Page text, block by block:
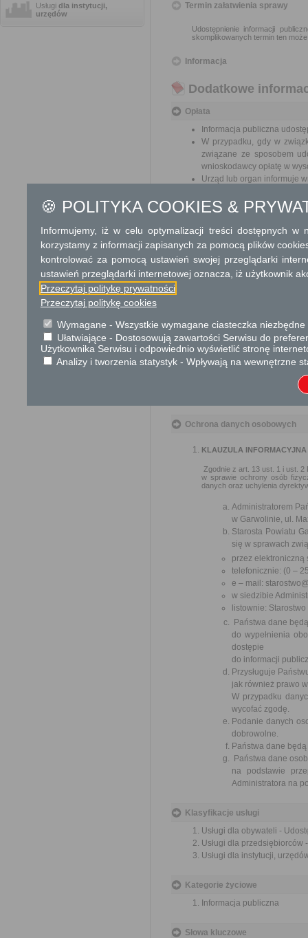
Usługi dla instytucji,
urzędów
Termin załatwienia sprawy
Udostępnienie informacji
skomplikowanych termin ten
Informacja
Dodatkowe
Opłata
Informacja publiczna
W przypadku, gdy w
związane ze sposobem
wnioskodawcy opłatę w
Urząd lub organ informuje
Tryb odwoławczy
W przypadku decyzji o
udostępnienie informacji
terminie 14 dni od dnia
Skargi i wnioski
mogą być między innymi
ochrony własności społecznej,
bez zbędnej zwłoki, nie później
Podstawa prawna
Ustawa z dnia 14
Ustawa z dnia 6
Ochrona danych osobowych
KLAUZULA INFORMACYJNA
Zgodnie z art. 13 ust. 1 i ust.
w sprawie ochrony osób
danych oraz uchylenia
Administratorem
w Garwolinie, ul.
Starosta Powiatu
się w sprawach
przez elektroniczną
telefonicznie: (0 –
e – mail:
w siedzibie
listownie:
Państwa dane
do wypełnienia
dostępie
do informacji
Przysługuje
jak również prawo
W przypadku
wycofać zgodę.
Podanie danych
dobrowolne.
Państwa dane
Państwa dane
na podstawie
Administratora na
Klasyfikacje usługi
Usługi dla obywateli -
Usługi dla
Usługi dla instytucji,
Kategorie życiowe
Informacja publiczna
Słowa kluczowe
🍪 POLITYKA COOKIES &
Informujemy, iż w celu optymalizacji treści dostępnych w
korzystamy z informacji zapisanych za pomocą plików
kontrolować za pomocą ustawień swojej przeglądarki
ustawień przeglądarki internetowej oznacza, iż użytkownik
Przeczytaj politykę prywatności
Przeczytaj politykę cookies
Wymagane - Wszystkie wymagane ciasteczka
Ułatwiające - Dostosowują zawartości Serwisu do
Użytkownika Serwisu i odpowiednio wyświetlić stronę
Analizy i tworzenia statystyk - Wpływają na wewnętrzne